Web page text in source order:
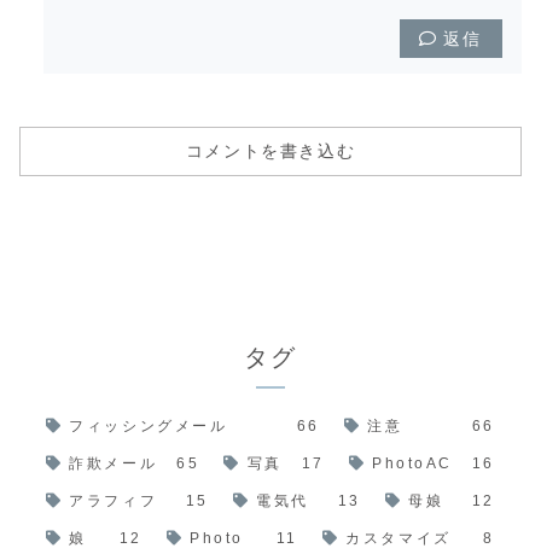
返信
コメントを書き込む
タグ
フィッシングメール 66 注意 66
詐欺メール 65 写真 17 PhotoAC 16
アラフィフ 15 電気代 13 母娘 12
娘 12 Photo 11 カスタマイズ 8